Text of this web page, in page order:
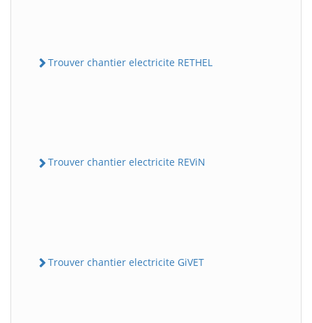
Trouver chantier electricite RETHEL
Trouver chantier electricite REViN
Trouver chantier electricite GiVET